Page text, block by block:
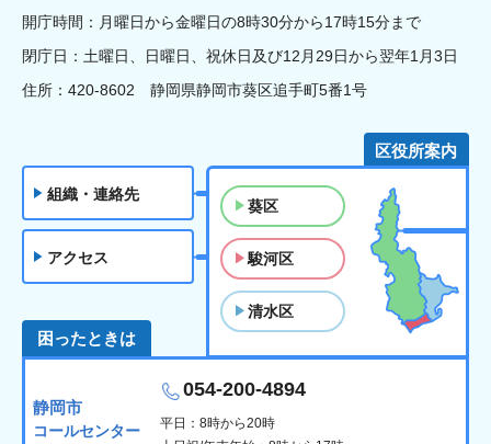
開庁時間：月曜日から金曜日の8時30分から17時15分まで
閉庁日：土曜日、日曜日、祝休日及び12月29日から翌年1月3日
住所：420-8602 静岡県静岡市葵区追手町5番1号
組織・連絡先
アクセス
区役所案内
葵区
駿河区
清水区
困ったときは
静岡市
コールセンター
054-200-4894
平日：8時から20時